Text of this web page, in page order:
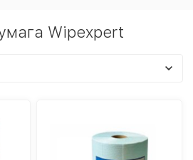
Wipexpert